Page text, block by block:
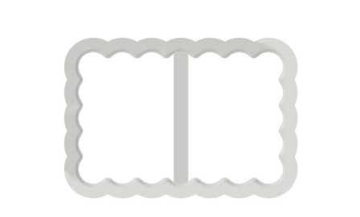
Producten
Maatwerk